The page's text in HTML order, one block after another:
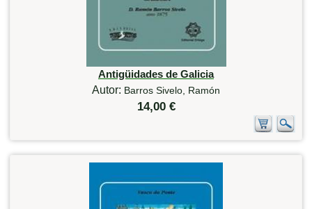
Antigüidades de Galicia
Autor: Barros Sivelo, Ramón
14,00 €